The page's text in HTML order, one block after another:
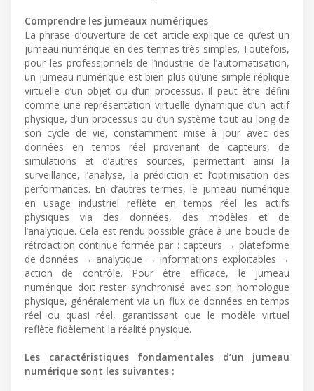
Comprendre les jumeaux numériques
La phrase d’ouverture de cet article explique ce qu’est un
jumeau numérique en des termes très simples. Toutefois,
pour les professionnels de l’industrie de l’automatisation,
un jumeau numérique est bien plus qu’une simple réplique
virtuelle d’un objet ou d’un processus. Il peut être défini
comme une représentation virtuelle dynamique d’un actif
physique, d’un processus ou d’un système tout au long de
son cycle de vie, constamment mise à jour avec des
données en temps réel provenant de capteurs, de
simulations et d’autres sources, permettant ainsi la
surveillance, l’analyse, la prédiction et l’optimisation des
performances. En d’autres termes, le jumeau numérique
en usage industriel reflète en temps réel les actifs
physiques via des données, des modèles et de
l’analytique. Cela est rendu possible grâce à une boucle de
rétroaction continue formée par : capteurs → plateforme
de données → analytique → informations exploitables →
action de contrôle. Pour être efficace, le jumeau
numérique doit rester synchronisé avec son homologue
physique, généralement via un flux de données en temps
réel ou quasi réel, garantissant que le modèle virtuel
reflète fidèlement la réalité physique.
Les caractéristiques fondamentales d’un jumeau
numérique sont les suivantes :